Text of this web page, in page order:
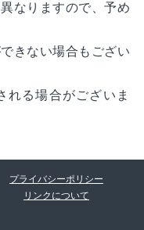
なりますので、予め
きない場合もござい
れる場合がございま
プライバシーポリシー
リンクについて